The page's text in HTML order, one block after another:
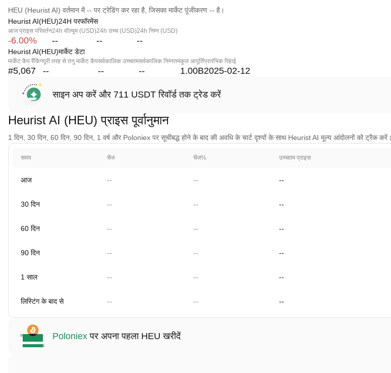
HEU (Heurist AI) वर्तमान में -- पर ट्रेडिंग कर रहा है, जिसका मार्केट पूंजीकरण -- है।
Heurist AI(HEU)24H परफॉरमेंस
आज प्राइस परिवर्तन
-6.00%
24h वॉल्यूम (USD)
--
24h उच्च (USD)
--
24h निम्न (USD)
--
Heurist AI(HEU)मार्केट डेटा
मार्केट कैप रैंकिंग
#5,067
पूरी तरह से तनु मार्केट कैप
--
सर्वकालिक उच्चतम
--
सर्वकालिक निम्नतम
--
कुल आपूर्ति
1.00B
प्रारंभिक रिहाई
2025-02-12
साइन अप करें और 711 USDT रिवॉर्ड तक ट्रेड करें
Heurist AI (HEU) प्राइस पूर्वानुमान
1 दिन, 30 दिन, 60 दिन, 90 दिन, 1 वर्ष और Poloniex पर सूचीबद्ध होने के बाद की अवधि के चार्ट दृश्यों के साथ Heurist AI मूल्य आंदोलनों को ट्रैक करें।
समय चेंज चेंज% उच्चतम प्राइस
आज -- -- --
30 दिन -- -- --
60 दिन -- -- --
90 दिन -- -- --
1 साल -- -- --
लिस्टिंग के बाद से -- -- --
Poloniex पर अपना पहला HEU खरीदें